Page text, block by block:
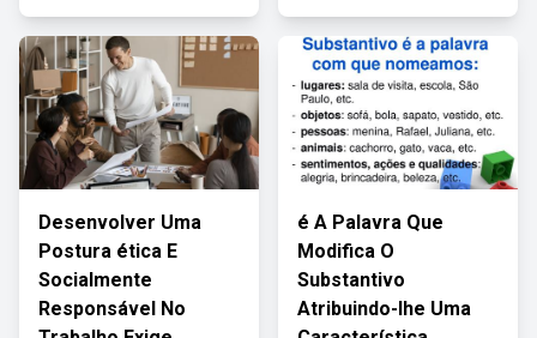
Desenvolver Uma
Postura ética E
Socialmente
Responsável No
é A Palavra Que
Modifica O
Substantivo
Atribuindo-lhe Uma